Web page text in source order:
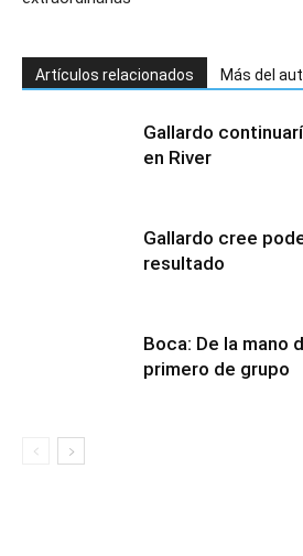
Artículos relacionados Más del
Gallardo
en River
Gallardo cree
resultado
Boca: De la mano
primero de grupo